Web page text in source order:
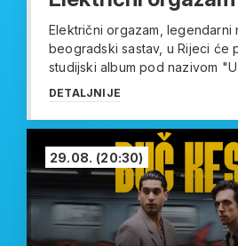
Električni orgazam, legendarni
beogradski sastav, u Rijeci će
studijski album pod nazivom "U
DETALJNIJE
29.08. (20:30)